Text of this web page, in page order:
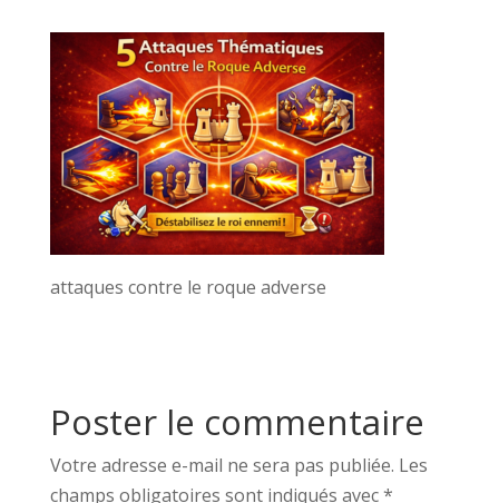
attaques contre le roque adverse
Poster le commentaire
Votre adresse e-mail ne sera pas publiée. Les
champs obligatoires sont indiqués avec*